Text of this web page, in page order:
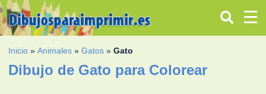
Inicio »Animales »Gatos »Gato
Dibujo de Gato para Colorear